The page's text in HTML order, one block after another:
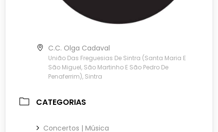
C.C. Olga Cadaval
União Das Freguesias De Sintra (Santa Maria E
São Miguel, São Martinho E São Pedro De
Penaferrim), Sintra
CATEGORIAS
Concertos | Música